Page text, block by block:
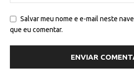
Salvar meu nome e e-mail neste
que eu comentar.